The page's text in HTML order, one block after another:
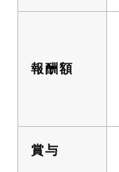
報酬額
賞与